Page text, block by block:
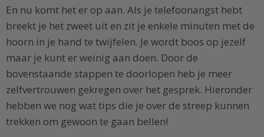
En nu komt het er op aan. Als je telefoonangst hebt
breekt je het zweet uit en zit je enkele minuten met de
hoorn in je hand te twijfelen. Je wordt boos op jezelf
maar je kunt er weinig aan doen. Door de
bovenstaande stappen te doorlopen heb je meer
zelfvertrouwen gekregen over het gesprek. Hieronder
hebben we nog wat tips die je over de streep kunnen
trekken om gewoon te gaan bellen!